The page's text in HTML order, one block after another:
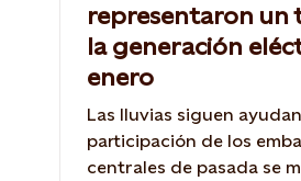
representaron un
la generación
enero
Las lluvias siguen
participación de los
centrales de pasada se